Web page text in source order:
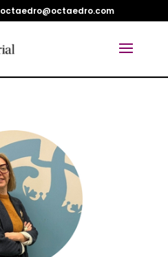
octaedro@octaedro.com